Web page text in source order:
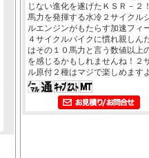
じない進化を遂げたＫＳＲ－２
馬力を発揮する水冷２サイクル
ルエンジンがもたらす加速フィ
４サイクルバイクに慣れ親しん
はその１０馬力と言う数値以上
を感じるかもしれませんね！２
ル原付２種はマジで楽しめます